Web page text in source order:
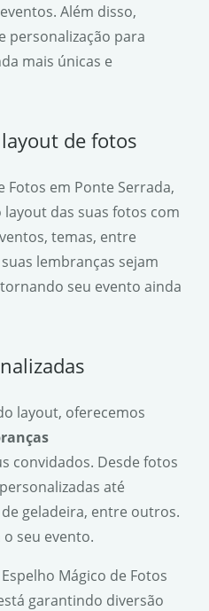
Além disso,
personalização para
mais únicas e
de fotos
Fotos em Ponte Serrada,
das suas fotos com
temas, entre
lembranças sejam
seu evento ainda
layout, oferecemos
convidados. Desde fotos
até
geladeira, entre outros.
seu evento.
Mágico de Fotos
garantindo diversão